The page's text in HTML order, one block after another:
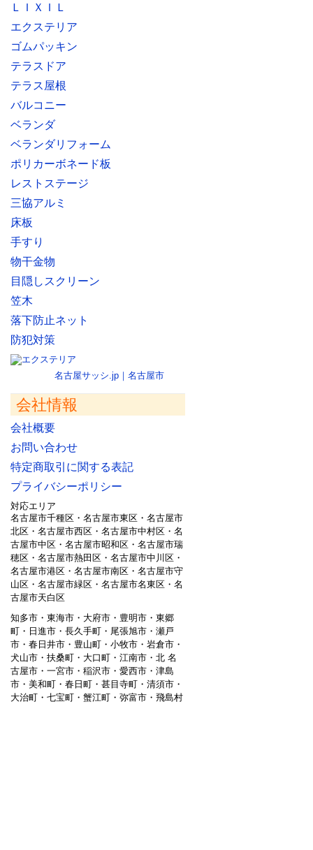
ＬＩＸＩＬ
エクステリア
ゴムパッキン
テラスドア
テラス屋根
バルコニー
ベランダ
ベランダリフォーム
ポリカーボネード板
レストステージ
三協アルミ
床板
手すり
物干金物
目隠しスクリーン
笠木
落下防止ネット
防犯対策
名古屋サッシ.jp｜名古屋市
会社情報
会社概要
お問い合わせ
特定商取引に関する表記
プライバシーポリシー
対応エリア
名古屋市千種区・名古屋市東区・名古屋市
北区・名古屋市西区・名古屋市中村区・名
古屋市中区・名古屋市昭和区・名古屋市瑞
穂区・名古屋市熱田区・名古屋市中川区・
名古屋市港区・名古屋市南区・名古屋市守
山区・名古屋市緑区・名古屋市名東区・名
古屋市天白区
知多市・東海市・大府市・豊明市・東郷
町・日進市・長久手町・尾張旭市・瀬戸
市・春日井市・豊山町・小牧市・岩倉市・
犬山市・扶桑町・大口町・江南市・北 名
古屋市・一宮市・稲沢市・愛西市・津島
市・美和町・春日町・甚目寺町・清須市・
大治町・七宝町・蟹江町・弥富市・飛島村